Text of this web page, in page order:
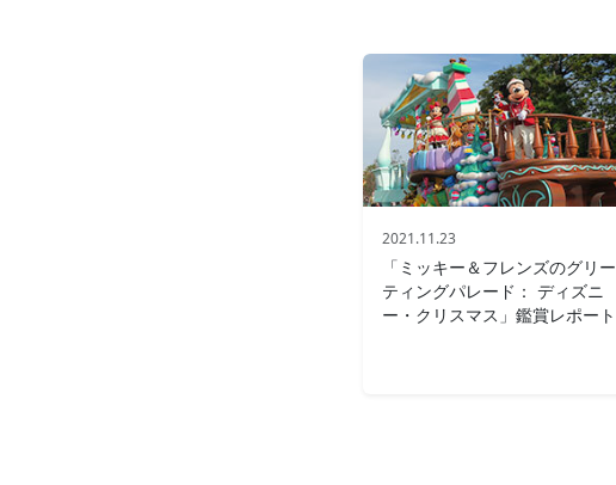
2021.11.23
「ミッキー＆フレンズのグリー
ティングパレード： ディズニ
ー・クリスマス」鑑賞レポート